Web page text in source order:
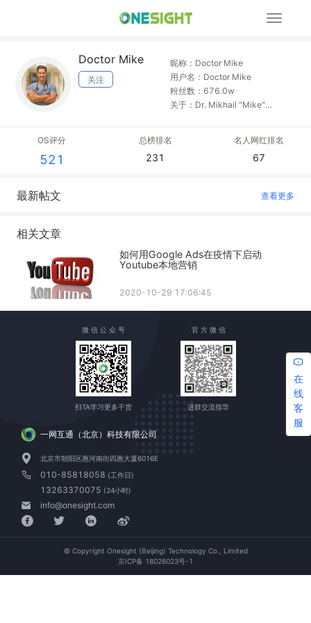
展
Doctor Mike
关注
昵称：Doctor Mike
用户名：Doctor Mike
粉丝数：676.0w
关于：Dr. Mikhail "Mike"
Family Medicine Doctor living in
NYC #1 Health/Medicine
life. Just a man and his dogs
understandable, and fun!
Instagram: @Doctor.Mike
OS评分
521
总榜排名
231
名人网红排名
67
最新帖文 查看更多
相关文章
如何用Google Ads在疫情下启动
Youtube本地营销
2020-10-29 17:06:45
在
线
客
服
一网互通（北京）科技有限公司
北京市朝阳区惠河南街四惠大厦6016E
010-85818058 (工作日)
13263370075 (24小时)
info@onesight.com
微 信 公 众 号
扫TA学习更多干货
官 方 微 信
进群交流指导
© Copyright Onesight (Beijing) Technology Co., Limited
京ICP备 18026023号-1